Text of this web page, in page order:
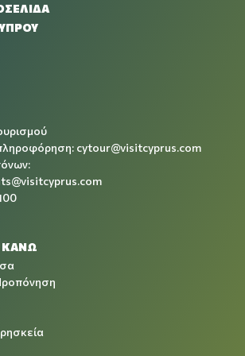
cytour@visitcyprus.com
ΚΑΝΩ